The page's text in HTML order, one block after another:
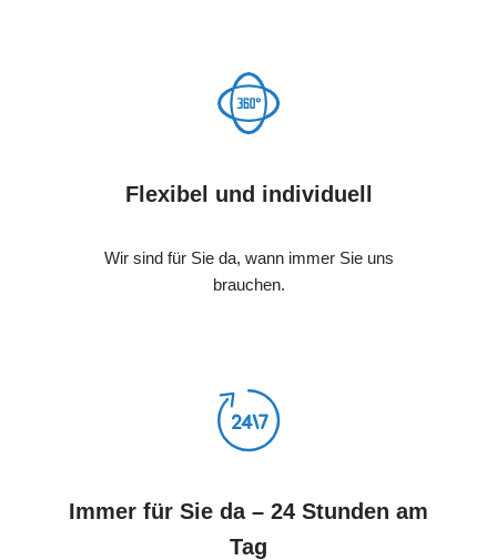
Flexibel und individuell
Wir sind für Sie da, wann immer Sie uns
brauchen.
Immer für Sie da – 24 Stunden am
Tag